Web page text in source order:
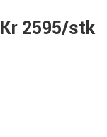
Kr 2595/stk